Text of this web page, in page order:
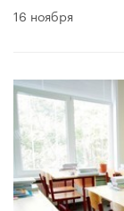
16 ноября